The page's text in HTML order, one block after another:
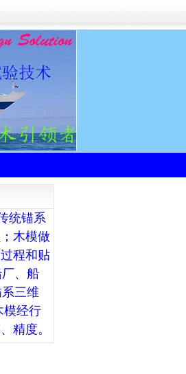
统锚系
木模做
程和贴
、船
三维
模经行
精度。